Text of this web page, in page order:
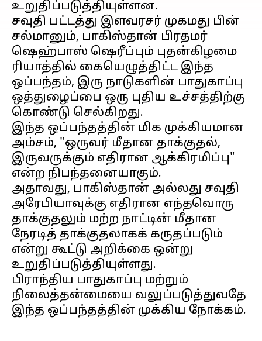
உறுதிப்படுத்தியுள்ளன.
சவுதி பட்டத்து இளவரசர் முகமது பின்
சல்மானும், பாகிஸ்தான் பிரதமர்
ஷெஹ்பாஸ் ஷெரீப்பும் புதன்கிழமை
ரியாத்தில் கையெழுத்திட்ட இந்த
ஒப்பந்தம், இரு நாடுகளின் பாதுகாப்பு
ஒத்துழைப்பை ஒரு புதிய உச்சத்திற்கு
கொண்டு செல்கிறது.
இந்த ஒப்பந்தத்தின் மிக முக்கியமான
அம்சம், "ஒருவர் மீதான தாக்குதல்,
இருவருக்கும் எதிரான ஆக்கிரமிப்பு"
என்ற நிபந்தனையாகும்.
அதாவது, பாகிஸ்தான் அல்லது சவுதி
அரேபியாவுக்கு எதிரான எந்தவொரு
தாக்குதலும் மற்ற நாட்டின் மீதான
நேரடித் தாக்குதலாகக் கருதப்படும்
என்று கூட்டு அறிக்கை ஒன்று
உறுதிப்படுத்தியுள்ளது.
பிராந்திய பாதுகாப்பு மற்றும்
நிலைத்தன்மையை வலுப்படுத்துவதே